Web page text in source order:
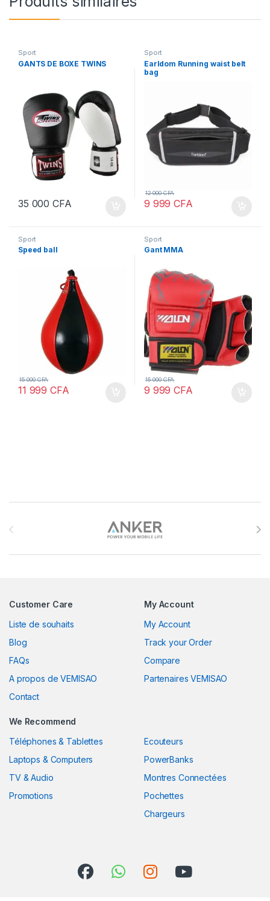
Sport
GANTS DE BOXE TWINS
35 000CFA
Sport
Earldom Running waist belt
bag
9 999CFA
12 000CFA
Sport
Speed ball
11 999CFA
15 000CFA
Sport
Gant MMA
9 999CFA
15 000CFA
Customer Care
Liste de souhaits
Blog
FAQs
A propos de VEMISAO
Contact
My Account
My Account
Track your Order
Compare
Partenaires VEMISAO
We Recommend
Téléphones & Tablettes
Laptops & Computers
TV & Audio
Promotions
Ecouteurs
PowerBanks
Montres Connectées
Pochettes
Chargeurs